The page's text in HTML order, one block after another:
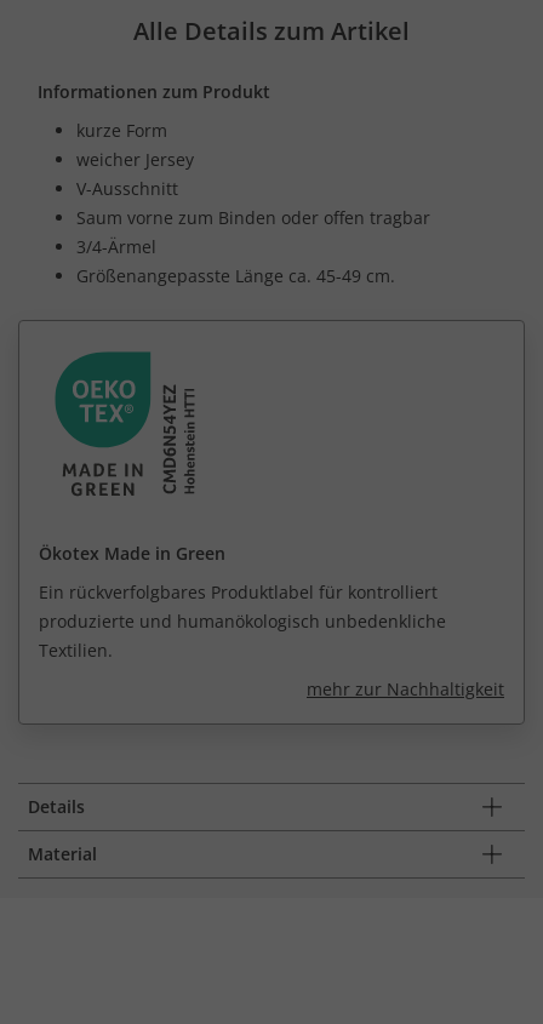
Alle Details zum Artikel
Informationen zum Produkt
kurze Form
weicher Jersey
V-Ausschnitt
Saum vorne zum Binden oder offen tragbar
3/4-Ärmel
Größenangepasste Länge ca. 45-49 cm.
Ökotex Made in Green
Ein rückverfolgbares Produktlabel für kontrolliert
produzierte und humanökologisch unbedenkliche
Textilien.
mehr zur Nachhaltigkeit
Details
Material